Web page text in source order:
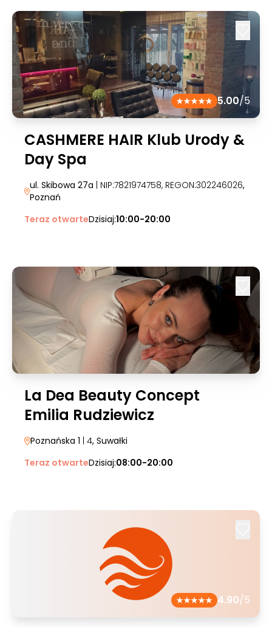
5.00/5
CASHMERE HAIR Klub Urody &
Day Spa
ul. Skibowa 27a | NIP:7821974758, REGON:302246026,
Poznań
Teraz otwarteDzisiaj:10:00-20:00
La Dea Beauty Concept
Emilia Rudziewicz
Poznańska 1 | 4, Suwałki
Teraz otwarteDzisiaj:08:00-20:00
4.90/5